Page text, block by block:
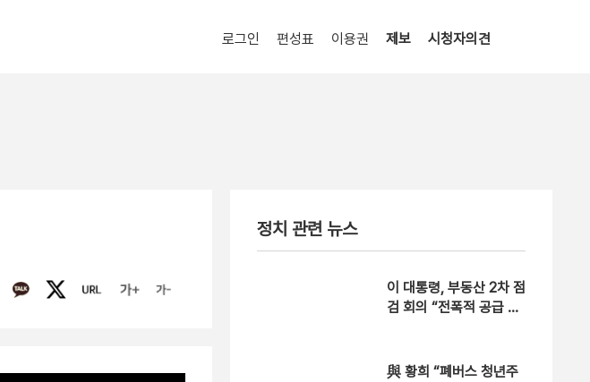
로그인 편성표 이용권 제보 시청자의견
정치 관련 뉴스
이 대통령, 부동산 2차 점
검 회의 “전폭적 공급 확
與 황희 “폐버스 청년주